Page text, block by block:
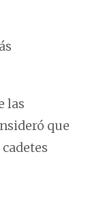
las
que